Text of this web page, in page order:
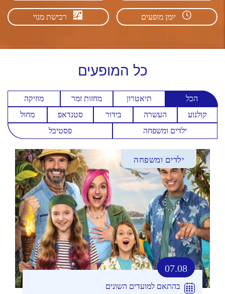
יומן מופעים רכישת מנוי
כל המופעים
הכל תיאטרון מחזות זמר
מוזיקה
קולנוע
העשרה בידור סטנדאפ
מחול
ילדים ומשפחה
פסטיבל
ילדים ומשפחה
07.08
בהתאם למועדים השונים